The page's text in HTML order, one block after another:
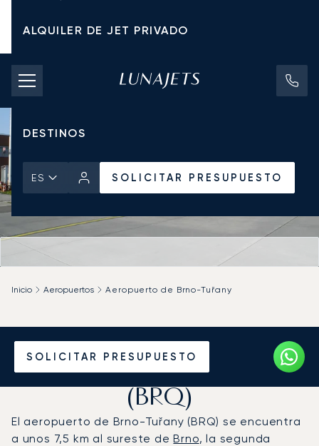
ALQUILER DE JET PRIVADO
TARIFAS DE CHÁRTER
JETS PRIVADOS
DESTINOS
ES SOLICITAR PRESUPUESTO
SOLICITAR PRESUPUESTO
Inicio Aeropuertos Aeropuerto de Brno-Tuřany
Vuele en Jet Privado al
Aeropuerto de Brno-Tuřany
(BRQ)
El aeropuerto de Brno-Tuřany (BRQ) se encuentra
a unos 7,5 km al sureste deBrno, la segunda